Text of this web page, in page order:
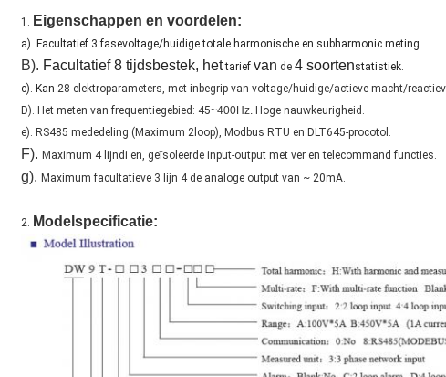
1. Eigenschappen en voordelen:
a). Facultatief 3 fasevoltage/huidige totale harmonische en subharmonic meting.
B). Facultatief 8 tijdsbestek, het tarief van de 4 soortenstatistiek.
c). Kan 28 elektroparameters, met inbegrip van voltage/huidige/actieve macht/
D). Het meten van frequentiegebied: 45~400Hz. Hoge nauwkeurigheid.
e). RS485 mededeling (Maximum 2loop), Modbus RTU en DLT645-procotol.
F). Maximum 4 lijndi en, geïsoleerde input-output met ver en telecommand functies.
g). Maximum facultatieve 3 lijn 4 de analoge output van ~ 20mA.
2. Modelspecificatie: